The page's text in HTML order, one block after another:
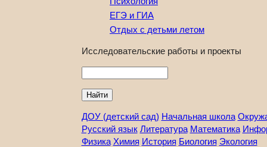
ЕГЭ и ГИА
Отдых с детьми летом
Исследовательские работы и проекты
ДОУ (детский сад) Начальная школа
Русский язык Литература Математика
Физика Химия История Биология Экология